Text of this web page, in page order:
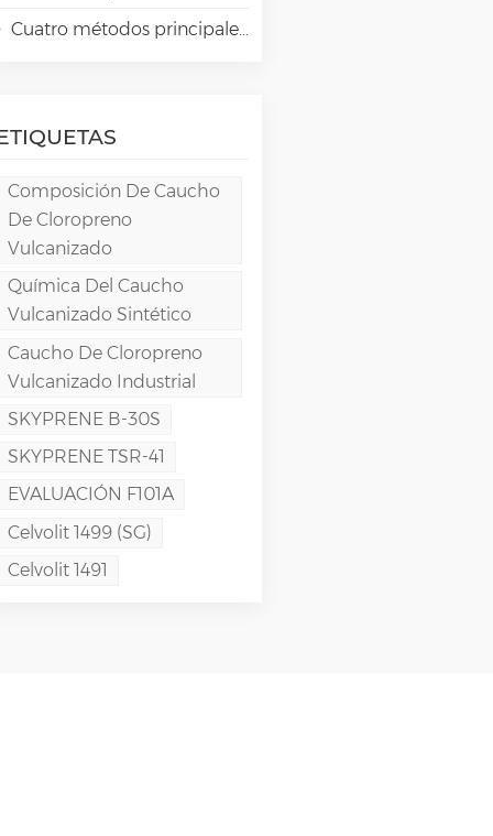
Cuatro métodos principales para la fabricación de películas de PVA
Composición De Caucho
De Cloropreno
Vulcanizado
Química Del Caucho
Vulcanizado Sintético
Caucho De Cloropreno
Vulcanizado Industrial
SKYPRENE B-30S
SKYPRENE TSR-41
EVALUACIÓN F101A
Celvolit 1499 (SG)
Celvolit 1491